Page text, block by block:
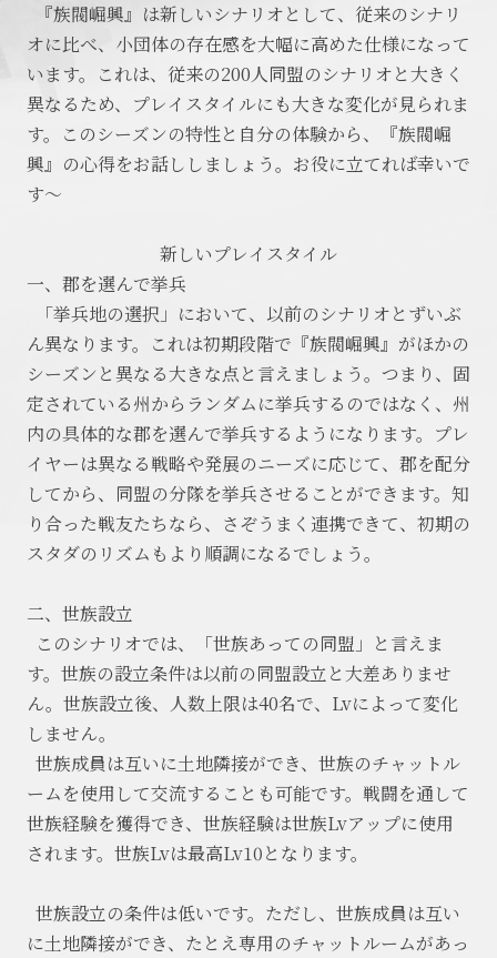
『族閥崛興』は新しいシナリオとして、従来のシナリ
オに比べ、小団体の存在感を大幅に高めた仕様になって
います。これは、従来の200人同盟のシナリオと大きく
異なるため、プレイスタイルにも大きな変化が見られま
す。このシーズンの特性と自分の体験から、『族閥崛
興』の心得をお話ししましょう。お役に立てれば幸いで
す～
新しいプレイスタイル
一、郡を選んで挙兵
「挙兵地の選択」において、以前のシナリオとずいぶ
ん異なります。これは初期段階で『族閥崛興』がほかの
シーズンと異なる大きな点と言えましょう。つまり、固
定されている州からランダムに挙兵するのではなく、州
内の具体的な郡を選んで挙兵するようになります。プレ
イヤーは異なる戦略や発展のニーズに応じて、郡を配分
してから、同盟の分隊を挙兵させることができます。知
り合った戦友たちなら、さぞうまく連携できて、初期の
スタダのリズムもより順調になるでしょう。
二、世族設立
このシナリオでは、「世族あっての同盟」と言えま
す。世族の設立条件は以前の同盟設立と大差ありませ
ん。世族設立後、人数上限は40名で、Lvによって変化
しません。
世族成員は互いに土地隣接ができ、世族のチャットル
ームを使用して交流することも可能です。戦闘を通して
世族経験を獲得でき、世族経験は世族Lvアップに使用
されます。世族Lvは最高Lv10となります。
世族設立の条件は低いです。ただし、世族成員は互い
に土地隣接ができ、たとえ専用のチャットルームがあっ